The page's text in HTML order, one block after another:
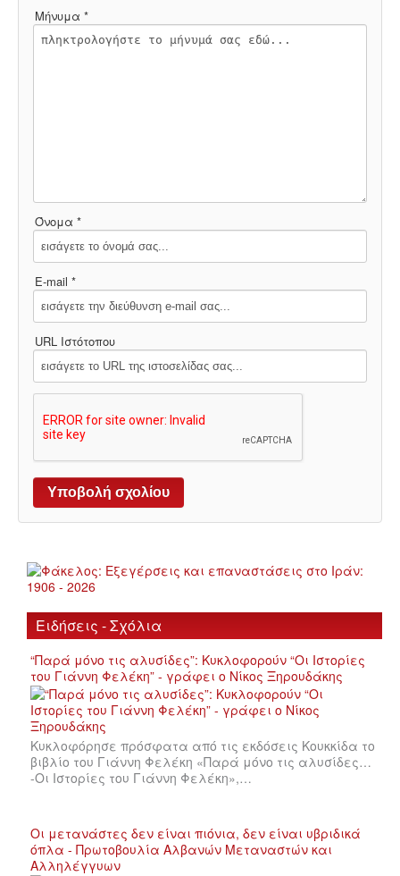
Μήνυμα *
Όνομα *
E-mail *
URL Ιστότοπου
Ειδήσεις - Σχόλια
“Παρά μόνο τις αλυσίδες”: Κυκλοφορούν “Οι Ιστορίες
του Γιάννη Φελέκη” - γράφει ο Νίκος Ξηρουδάκης
Κυκλοφόρησε πρόσφατα από τις εκδόσεις Κουκκίδα το
βιβλίο του Γιάννη Φελέκη «Παρά μόνο τις αλυσίδες…
-Οι Ιστορίες του Γιάννη Φελέκη»,…
Οι μετανάστες δεν είναι πιόνια, δεν είναι υβριδικά
όπλα - Πρωτοβουλία Αλβανών Μεταναστών και
Αλληλέγγυων